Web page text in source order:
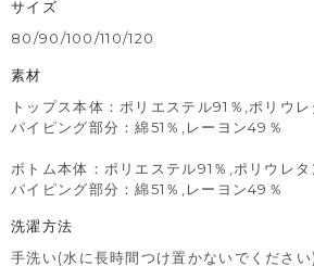
サイズ
80/90/100/110/120
素材
トップス本体：ポリエステル91％,ポリウレ
パイピング部分：綿51％,レーヨン49％
ボトム本体：ポリエステル91％,ポリウレタ
パイピング部分：綿51％,レーヨン49％
洗濯方法
手洗い(水に長時間つけ置かないでください)